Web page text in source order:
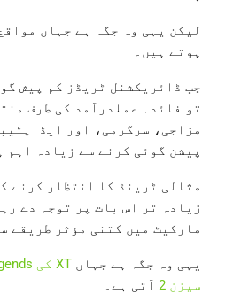
لیکن یہی وہ جگہ ہے جہاں
ہوتے ہیں۔
جب ڈائریکشنل ٹریڈز کم پیش
تو فائدہ عملدرآمد کی طرف
مزاجی، سرگرمی، اور
پیشن گوئی کرنے سے زیادہ اہم
مثالی ٹرینڈ کا انتظار کرنے
زیادہ تر اس بات پر توجہ دے
مارکیٹ میں کتنی مؤثر طریقے
یہی وہ جگہ ہے جہاں
سیزن 2
آتی ہے۔